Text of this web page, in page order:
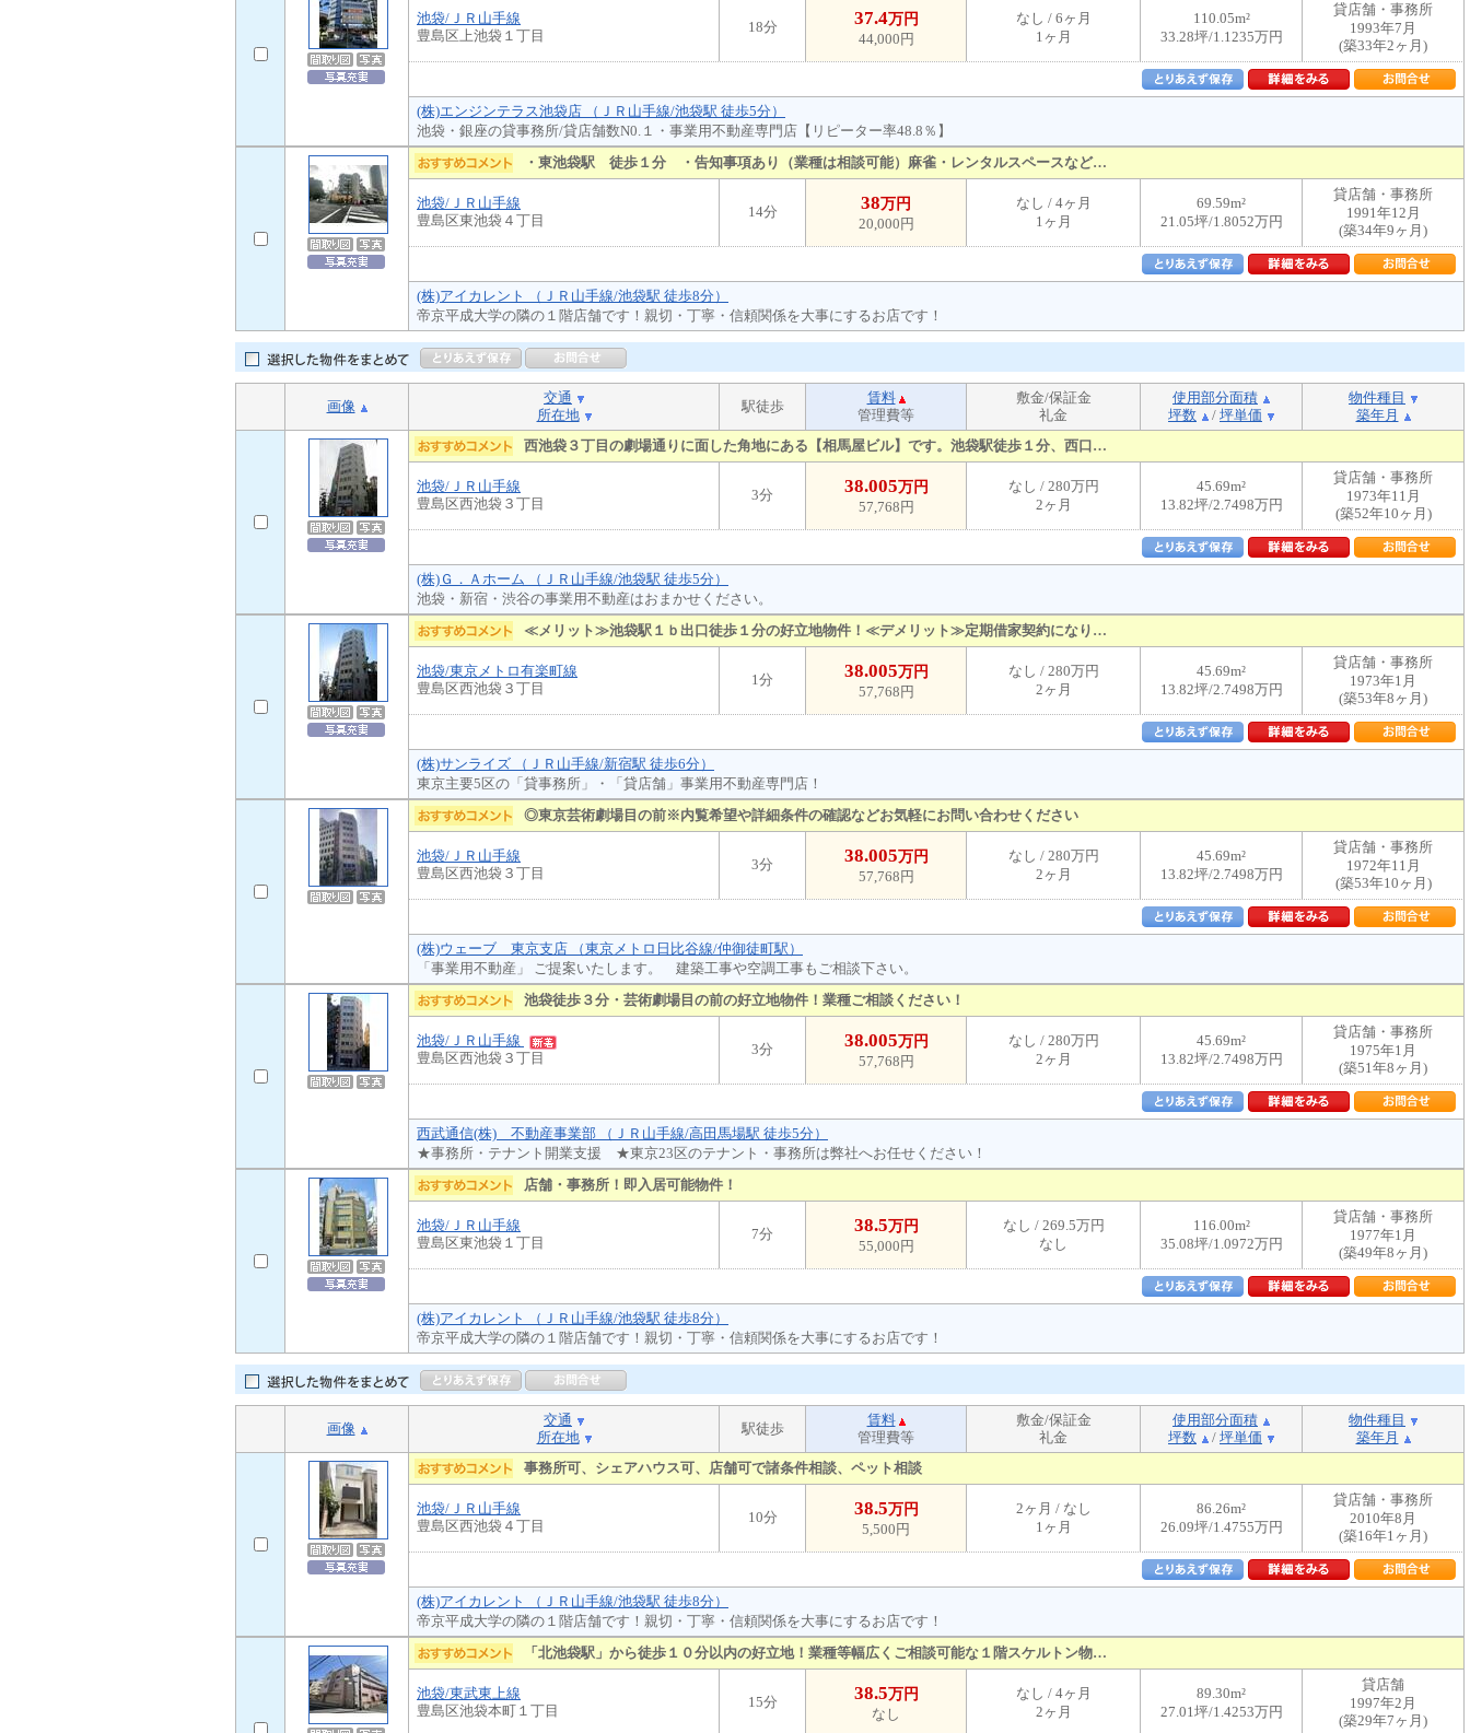
池袋/ＪＲ山手線
豊島区上池袋１丁目
18分 37.4万円
44,000円
なし / 6ヶ月
1ヶ月
110.05m²
33.28坪/1.1235万円
貸店舗・事務所
1993年7月
(築33年2ヶ月)
(株)エンジンテラス池袋店 （ＪＲ山手線/池袋駅 徒歩5分）
池袋・銀座の貸事務所/貸店舗数N0.１・事業用不動産専門店【リピーター率48.8％】
・東池袋駅 徒歩１分 ・告知事項あり（業種は相談可能）麻雀・レンタルスペースなど…
池袋/ＪＲ山手線
豊島区東池袋４丁目
14分 38万円
20,000円
なし / 4ヶ月
1ヶ月
69.59m²
21.05坪/1.8052万円
貸店舗・事務所
1991年12月
(築34年9ヶ月)
(株)アイカレント （ＪＲ山手線/池袋駅 徒歩8分）
帝京平成大学の隣の１階店舗です！親切・丁寧・信頼関係を大事にするお店です！
画像
交通
所在地
駅徒歩
賃料
管理費等
敷金/保証金
礼金
使用部分面積
坪数
/ 坪単価
物件種目
築年月
西池袋３丁目の劇場通りに面した角地にある【相馬屋ビル】です。池袋駅徒歩１分、西口…
池袋/ＪＲ山手線
豊島区西池袋３丁目
3分 38.005万円
57,768円
なし / 280万円
2ヶ月
45.69m²
13.82坪/2.7498万円
貸店舗・事務所
1973年11月
(築52年10ヶ月)
(株)Ｇ．Ａホーム （ＪＲ山手線/池袋駅 徒歩5分）
池袋・新宿・渋谷の事業用不動産はおまかせください。
≪メリット≫池袋駅１ｂ出口徒歩１分の好立地物件！≪デメリット≫定期借家契約になり…
池袋/東京メトロ有楽町線
豊島区西池袋３丁目
1分 38.005万円
57,768円
なし / 280万円
2ヶ月
45.69m²
13.82坪/2.7498万円
貸店舗・事務所
1973年1月
(築53年8ヶ月)
(株)サンライズ （ＪＲ山手線/新宿駅 徒歩6分）
東京主要5区の「貸事務所」・「貸店舗」事業用不動産専門店！
◎東京芸術劇場目の前※内覧希望や詳細条件の確認などお気軽にお問い合わせください
池袋/ＪＲ山手線
豊島区西池袋３丁目
3分 38.005万円
57,768円
なし / 280万円
2ヶ月
45.69m²
13.82坪/2.7498万円
貸店舗・事務所
1972年11月
(築53年10ヶ月)
(株)ウェーブ 東京支店 （東京メトロ日比谷線/仲御徒町駅）
「事業用不動産」 ご提案いたします。 建築工事や空調工事もご相談下さい。
池袋徒歩３分・芸術劇場目の前の好立地物件！業種ご相談ください！
池袋/ＪＲ山手線
豊島区西池袋３丁目
3分 38.005万円
57,768円
なし / 280万円
2ヶ月
45.69m²
13.82坪/2.7498万円
貸店舗・事務所
1975年1月
(築51年8ヶ月)
西武通信(株) 不動産事業部 （ＪＲ山手線/高田馬場駅 徒歩5分）
★事務所・テナント開業支援 ★東京23区のテナント・事務所は弊社へお任せください！
店舗・事務所！即入居可能物件！
池袋/ＪＲ山手線
豊島区東池袋１丁目
7分 38.5万円
55,000円
なし / 269.5万円
なし
116.00m²
35.08坪/1.0972万円
貸店舗・事務所
1977年1月
(築49年8ヶ月)
(株)アイカレント （ＪＲ山手線/池袋駅 徒歩8分）
帝京平成大学の隣の１階店舗です！親切・丁寧・信頼関係を大事にするお店です！
画像
交通
所在地
駅徒歩
賃料
管理費等
敷金/保証金
礼金
使用部分面積
坪数
/ 坪単価
物件種目
築年月
事務所可、シェアハウス可、店舗可で諸条件相談、ペット相談
池袋/ＪＲ山手線
豊島区西池袋４丁目
10分 38.5万円
5,500円
2ヶ月 / なし
1ヶ月
86.26m²
26.09坪/1.4755万円
貸店舗・事務所
2010年8月
(築16年1ヶ月)
(株)アイカレント （ＪＲ山手線/池袋駅 徒歩8分）
帝京平成大学の隣の１階店舗です！親切・丁寧・信頼関係を大事にするお店です！
「北池袋駅」から徒歩１０分以内の好立地！業種等幅広くご相談可能な１階スケルトン物…
池袋/東武東上線
豊島区池袋本町１丁目
15分 38.5万円
なし
なし / 4ヶ月
2ヶ月
89.30m²
27.01坪/1.4253万円
貸店舗
1997年2月
(築29年7ヶ月)